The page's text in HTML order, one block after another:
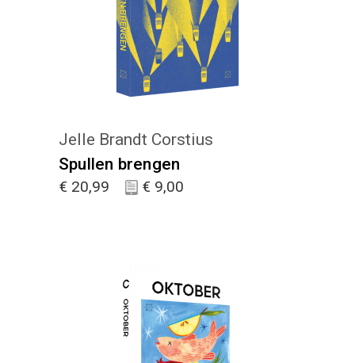
Jelle Brandt Corstius
Spullen brengen
€ 20,99 € 9,00